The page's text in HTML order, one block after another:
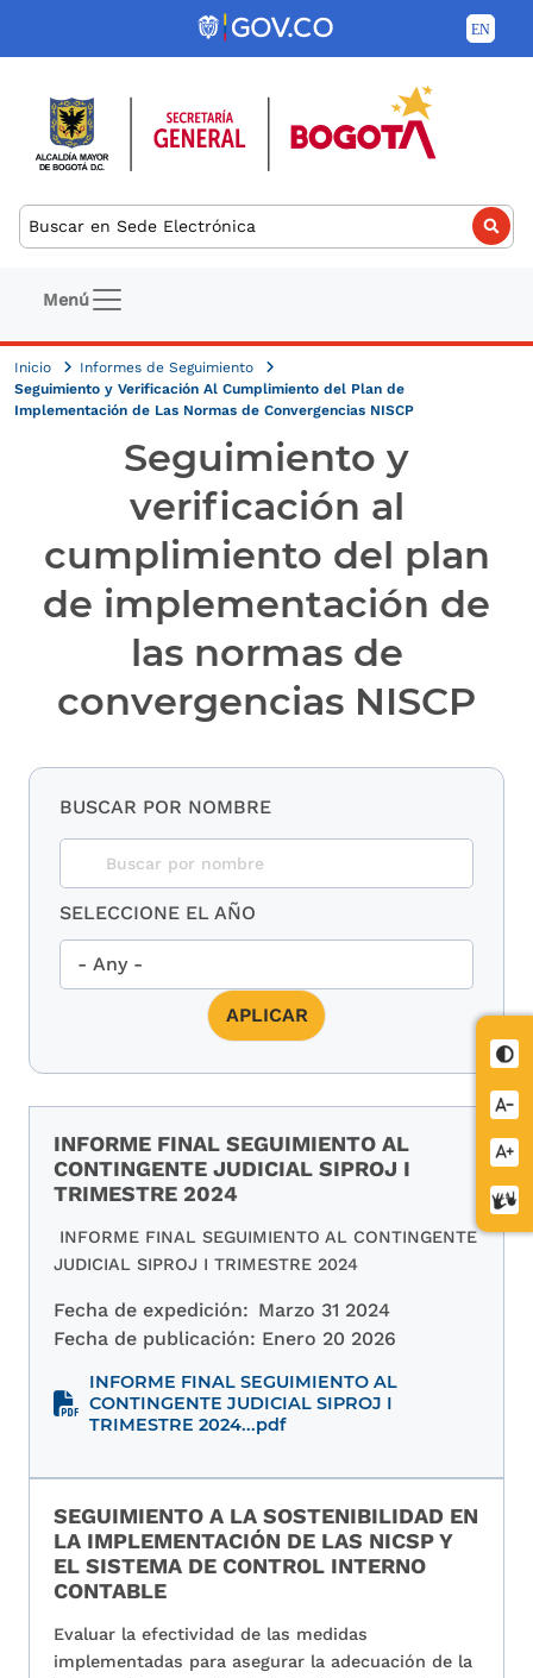
Pasar al contenido principal
letra
letra
de
Buscar
Navegación principal
Menú
Inicio
Informes de Seguimiento
Seguimiento y Verificación Al Cumplimiento del Plan de
Implementación de Las Normas de Convergencias NISCP
Seguimiento y
verificación al
cumplimiento del plan
de implementación de
las normas de
convergencias NISCP
BUSCAR POR NOMBRE
SELECCIONE EL AÑO
INFORME FINAL SEGUIMIENTO AL
CONTINGENTE JUDICIAL SIPROJ I
TRIMESTRE 2024
INFORME FINAL SEGUIMIENTO AL CONTINGENTE
JUDICIAL SIPROJ I TRIMESTRE 2024
Fecha de expedición: Marzo 31 2024
Fecha de publicación: Enero 20 2026
INFORME FINAL SEGUIMIENTO AL
CONTINGENTE JUDICIAL SIPROJ I
TRIMESTRE 2024...pdf
SEGUIMIENTO A LA SOSTENIBILIDAD EN
LA IMPLEMENTACIÓN DE LAS NICSP Y
EL SISTEMA DE CONTROL INTERNO
CONTABLE
Evaluar la efectividad de las medidas
implementadas para asegurar la adecuación de la